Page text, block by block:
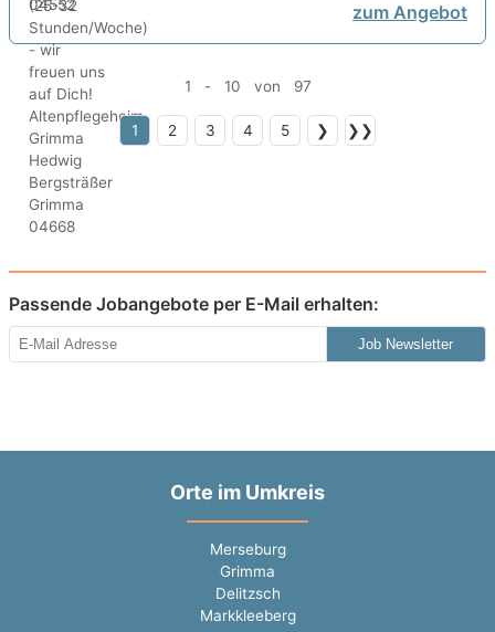
zum Angebot
1 - 10 von 97
1 2 3 4 5 ❯ ❯❯
Passende Jobangebote per E-Mail erhalten:
Job Newsletter
Orte im Umkreis
Merseburg
Grimma
Delitzsch
Markkleeberg